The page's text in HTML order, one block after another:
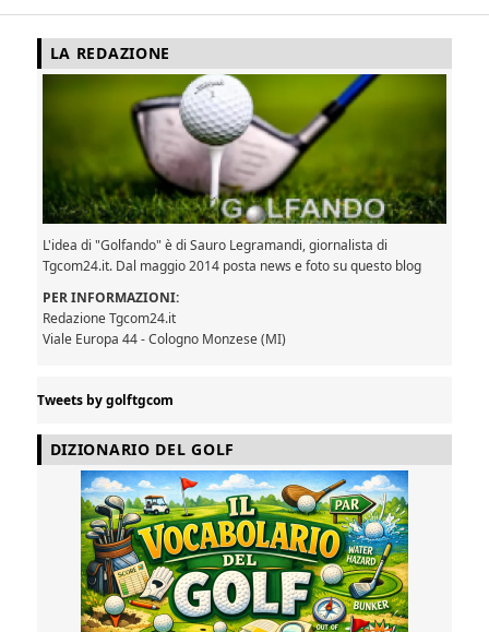
LA REDAZIONE
L'idea di "Golfando" è di Sauro Legramandi, giornalista di
Tgcom24.it. Dal maggio 2014 posta news e foto su questo blog
PER INFORMAZIONI:
Redazione Tgcom24.it
Viale Europa 44 - Cologno Monzese (MI)
Tweets by golftgcom
DIZIONARIO DEL GOLF